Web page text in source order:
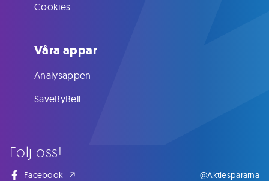
Följ oss!
Facebook @Aktiespararna
Cookies
Våra appar
Analysappen
SaveByBell